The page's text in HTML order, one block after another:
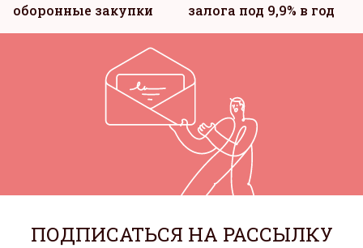
оборонные закупки
залога под 9,9% в год
ПОДПИСАТЬСЯ НА РАССЫЛКУ